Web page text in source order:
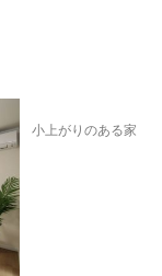
小上がりのある家